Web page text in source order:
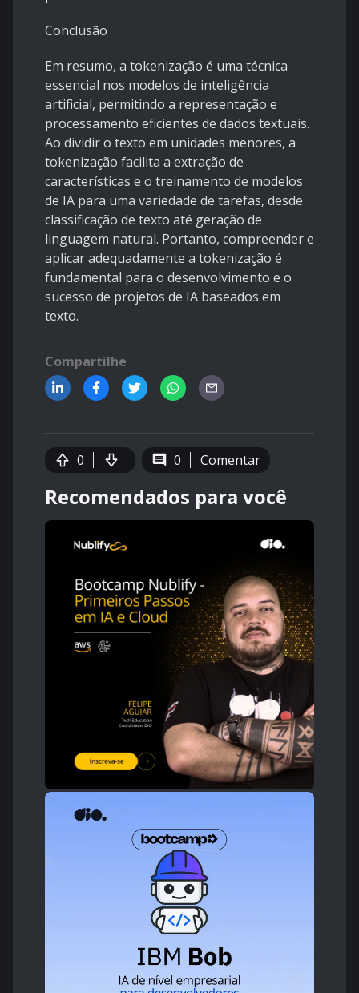
Conclusão
Em resumo, a tokenização é uma técnica
essencial nos modelos de inteligência
artificial, permitindo a representação e
processamento eficientes de dados textuais.
Ao dividir o texto em unidades menores, a
tokenização facilita a extração de
características e o treinamento de modelos
de IA para uma variedade de tarefas, desde
classificação de texto até geração de
linguagem natural. Portanto, compreender e
aplicar adequadamente a tokenização é
fundamental para o desenvolvimento e o
sucesso de projetos de IA baseados em
texto.
Compartilhe
0 0 Comentar
Recomendados para você